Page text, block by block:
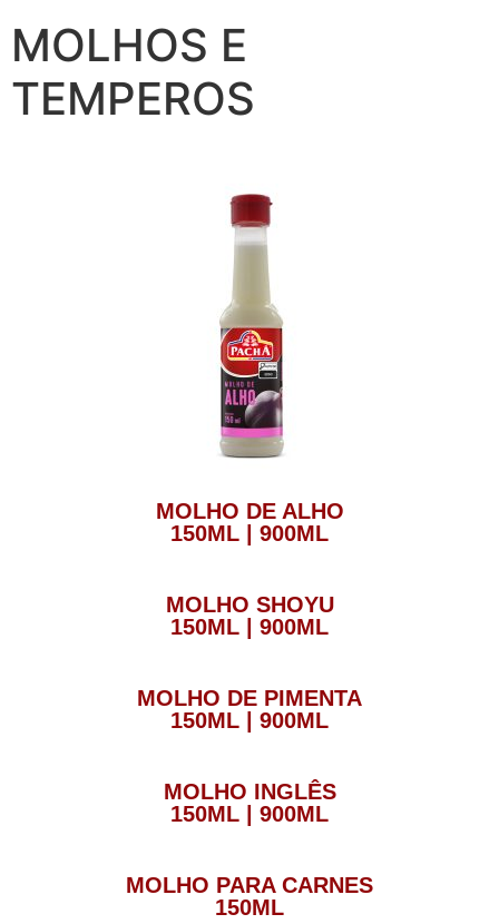
MOLHOS E
TEMPEROS
MOLHO DE ALHO
150ML | 900ML
MOLHO SHOYU
150ML | 900ML
MOLHO DE PIMENTA
150ML | 900ML
MOLHO INGLÊS
150ML | 900ML
MOLHO PARA CARNES
150ML